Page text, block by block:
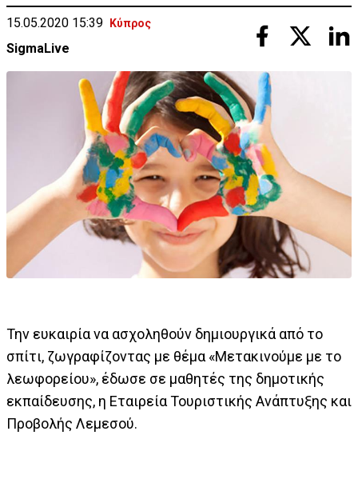
15.05.2020 15:39 Κύπρος
SigmaLive
Την ευκαιρία να ασχοληθούν δημιουργικά από το
σπίτι, ζωγραφίζοντας με θέμα «Μετακινούμε με το
λεωφορείου», έδωσε σε μαθητές της δημοτικής
εκπαίδευσης, η Εταιρεία Τουριστικής Ανάπτυξης και
Προβολής Λεμεσού.